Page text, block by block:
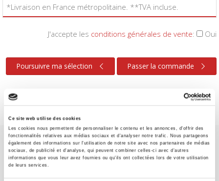
Ce site web utilise des cookies
Les cookies nous permettent de personnaliser le contenu et les annonces, d'offrir des
fonctionnalités relatives aux médias sociaux et d'analyser notre trafic. Nous partageons
également des informations sur l'utilisation de notre site avec nos partenaires de médias
sociaux, de publicité et d'analyse, qui peuvent combiner celles-ci avec d'autres
informations que vous leur avez fournies ou qu'ils ont collectées lors de votre utilisation
de leurs services.
*Livraison en France métropolitaine. **TVA incluse.
J'accepte les conditions générales de vente: Oui
Poursuivre ma sélection Passer la commande